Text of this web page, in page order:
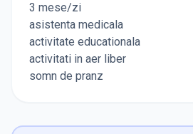
3 mese/zi
asistenta medicala
activitate educationala
activitati in aer liber
somn de pranz